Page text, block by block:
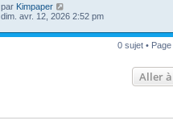
par Kimpaper
dim. avr. 12, 2026 2:52 pm
0 sujet • Page
Aller à